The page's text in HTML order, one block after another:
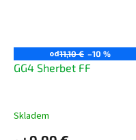
od11,10 € –10 %
GG4 Sherbet FF
Skladem